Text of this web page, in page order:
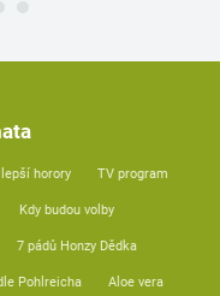
horory TV program
Kdy budou volby
7 pádů Honzy Dědka
Pohlreicha Aloe vera